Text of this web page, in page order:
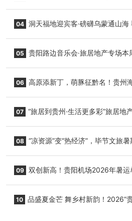
04 洞天福地迎宾客·磅礴乌蒙通山
05 贵阳路边音乐会·旅居地产专场
06 高原添新丁，萌豚征黔名！贵州
07 “旅居到贵州·生活更多彩”旅居地
08 “凉资源”变“热经济”，毕节文旅
09 双创新高！贵阳机场2026年暑运
10 品盛夏金芒 舞乡村新韵！2026“